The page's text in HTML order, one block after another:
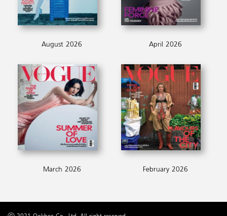
August 2026 April 2026
March 2026 February 2026